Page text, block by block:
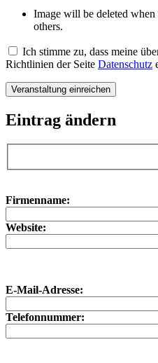
Image will be deleted
others.
Ich stimme zu, dass meine
Richtlinien der Seite Datenschutz
Eintrag ändern
Firmenname:
Website:
E-Mail-Adresse:
Telefonnummer: